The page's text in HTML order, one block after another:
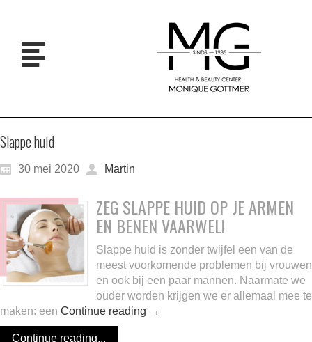
Slappe huid
30 mei 2020 Martin
ZEG SLAPPE HUID OP JE ARMEN
EN BENEN VAARWEL!
Slappe huid is zonder twijfel een van de
meest voorkomende problemen bij vrouwen
en ook bij een paar mannen. Naarmate we
ouder worden krijgen we er allemaal mee te
maken: een Continue reading →
Continue reading...